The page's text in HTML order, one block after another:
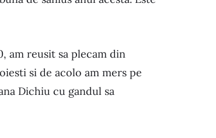
am reusit sa plecam din
si de acolo am mers pe
Dichiu cu gandul sa